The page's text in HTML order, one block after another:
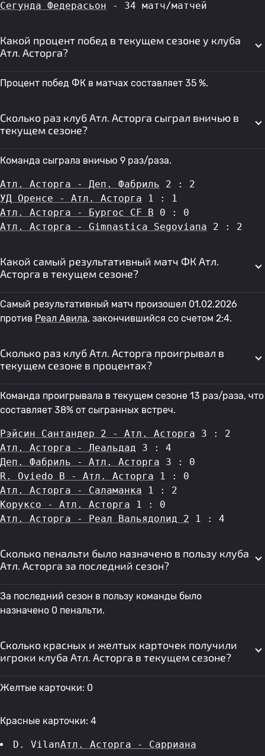
Сегунда Федерасьон - 34 матч/матчей
Какой процент побед в текущем сезоне у клуба
Атл. Асторга?
Процент побед ФК в матчах составляет 35 %.
Сколько раз клуб Атл. Асторга сыграл вничью в
текущем сезоне?
Команда сыграла вничью 9 раз/раза.
Атл. Асторга - Деп. Фабриль 2 : 2
УД Оренсе - Атл. Асторга 1 : 1
Атл. Асторга - Бургос CF B 0 : 0
Атл. Асторга - Gimnastica Segoviana 2 : 2
Какой самый результативный матч ФК Атл.
Асторга в текущем сезоне?
Самый результативный матч произошел 01.02.2026
против Реал Авила, закончившийся со счетом 2:4.
Сколько раз клуб Атл. Асторга проигрывал в
текущем сезоне в процентах?
Команда проигрывала в текущем сезоне 13 раз/раза, что
составляет 38% от сыгранных встреч.
Рэйсин Сантандер 2 - Атл. Асторга 3 : 2
Атл. Асторга - Леальдад 3 : 4
Деп. Фабриль - Атл. Асторга 3 : 0
R. Oviedo B - Атл. Асторга 1 : 0
Атл. Асторга - Саламанка 1 : 2
Коруксо - Атл. Асторга 1 : 0
Атл. Асторга - Реал Вальядолид 2 1 : 4
Сколько пенальти было назначено в пользу клуба
Атл. Асторга за последний сезон?
За последний сезон в пользу команды было
назначено 0 пенальти.
Сколько красных и желтых карточек получили
игроки клуба Атл. Асторга в текущем сезоне?
Желтые карточки: 0
Красные карточки: 4
D. VilanАтл. Асторга - Сарриана